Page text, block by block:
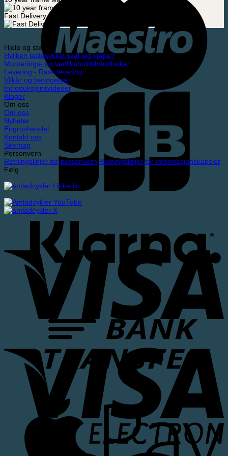
Fast Delivery
Hjelp og støtte
Hvilken lastesykkel skal jeg kjøpe?
Monterings- og vedlikeholdshåndbøker
Levering - Rask levering
Vilkår og betingelser
Introduksjonsvideoer
Klager
Om oss
Om oss
Nyheter
Engroshandel
Kontakt oss
Sitemap
Personvern
Retningslinjer for personvern Retningslinjer for informasjonskapsler
Følg